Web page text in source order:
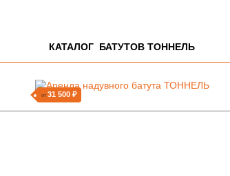
КАТАЛОГ БАТУТОВ ТОННЕЛЬ
от31 500 ₽